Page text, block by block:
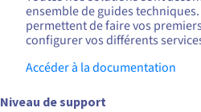
ensemble de guides
permettent de faire vos
configurer vos différents
Accéder à la documentation
Niveau de support